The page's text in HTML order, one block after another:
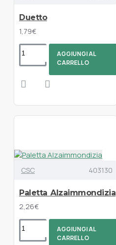
Duetto
1,79€
AGGIUNGI AL
CARRELLO
CSC 403130
Paletta Alzaimmondizia
2,26€
AGGIUNGI AL
CARRELLO